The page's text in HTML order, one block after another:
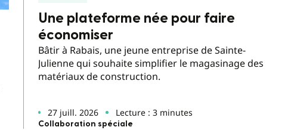
Une plateforme née pour faire
économiser
Bâtir à Rabais, une jeune entreprise de Sainte-
Julienne qui souhaite simplifier le magasinage des
matériaux de construction.
27 juill. 2026 Lecture : 3 minutes
Collaboration spéciale